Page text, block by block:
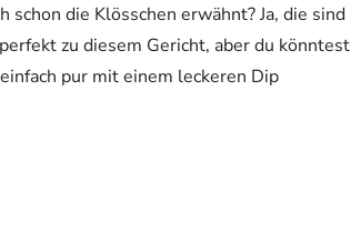
die Klösschen erwähnt? Ja, die sind
zu diesem Gericht, aber du könntest
pur mit einem leckeren Dip